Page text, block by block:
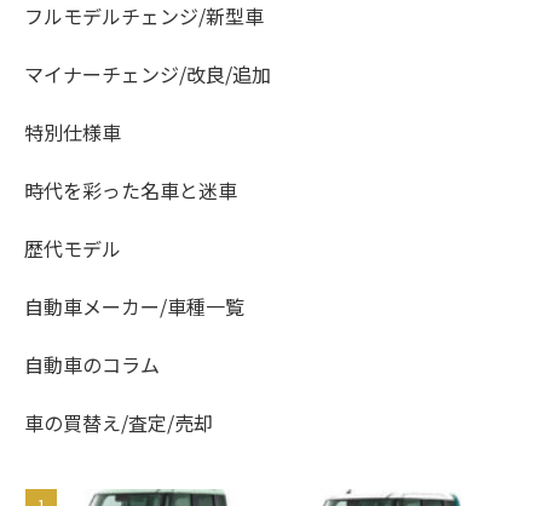
フルモデルチェンジ/新型車
マイナーチェンジ/改良/追加
特別仕様車
時代を彩った名車と迷車
歴代モデル
自動車メーカー/車種一覧
自動車のコラム
車の買替え/査定/売却